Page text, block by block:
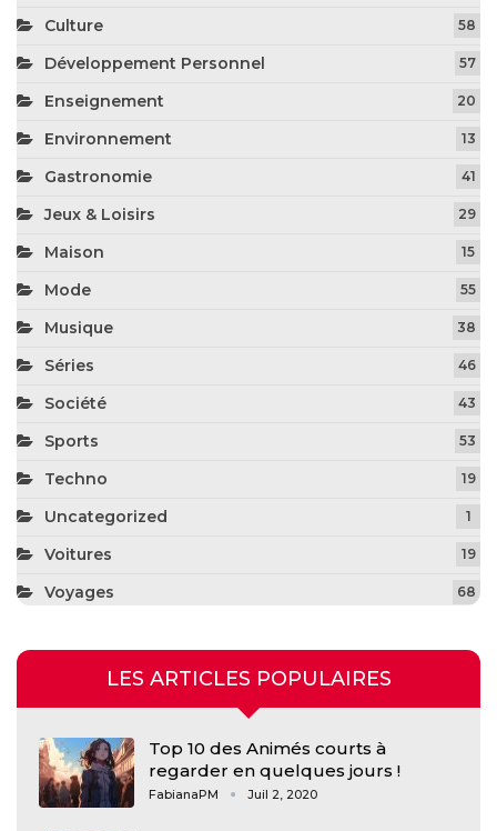
Culture 58
Développement Personnel 57
Enseignement 20
Environnement 13
Gastronomie 41
Jeux & Loisirs 29
Maison 15
Mode 55
Musique 38
Séries 46
Société 43
Sports 53
Techno 19
Uncategorized 1
Voitures 19
Voyages 68
LES ARTICLES POPULAIRES
Top 10 des Animés courts à
regarder en quelques jours !
FabianaPM Juil 2, 2020